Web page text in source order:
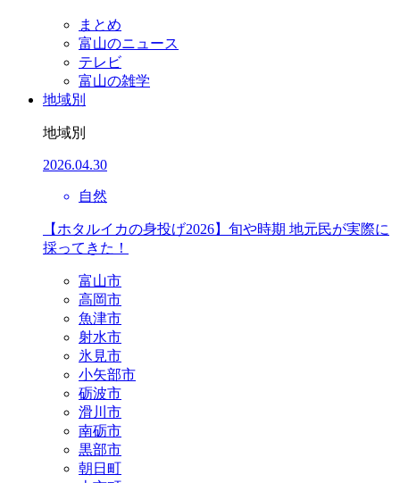
まとめ
富山のニュース
テレビ
富山の雑学
地域別
地域別
2026.04.30
自然
【ホタルイカの身投げ2026】旬や時期 地元民が実際に
採ってきた！
富山市
高岡市
魚津市
射水市
氷見市
小矢部市
砺波市
滑川市
南砺市
黒部市
朝日町